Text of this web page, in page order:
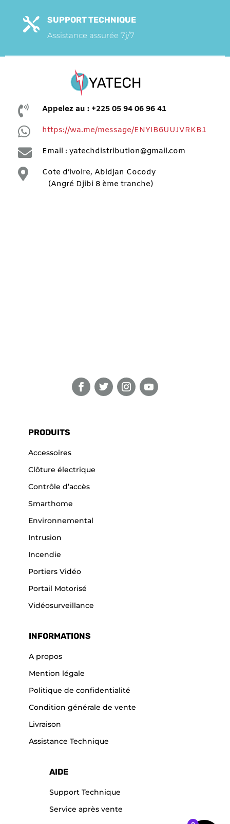

SUPPORT TECHNIQUE
Assistance assurée 7j/7
 Appelez au : +225 05 94 06 96 41
 https://wa.me/message/ENYIB6UUJVRKB1
 Email : yatechdistribution@gmail.com

Cote d’ivoire, Abidjan Cocody
(Angré Djibi 8 ème tranche)
PRODUITS
Accessoires
Clôture électrique
Contrôle d’accès
Smarthome
Environnemental
Intrusion
Incendie
Portiers Vidéo
Portail Motorisé
Vidéosurveillance
INFORMATIONS
A propos
Mention légale
Politique de confidentialité
Condition générale de vente
Livraison
Assistance Technique
AIDE
Support Technique
Service après vente